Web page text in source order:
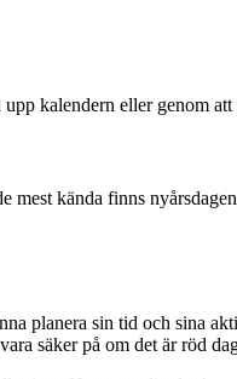
kalendern eller genom
kända finns
planera sin tid och sina
säker på om det är röd